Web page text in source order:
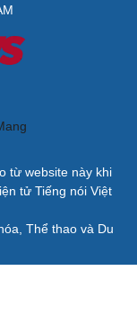
từ website này khi
tử Tiếng nói Việt
Thể thao và Du